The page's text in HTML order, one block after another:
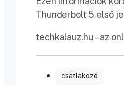
Thunderbolt 5 első
techkalauz.hu – az
csatlakozó